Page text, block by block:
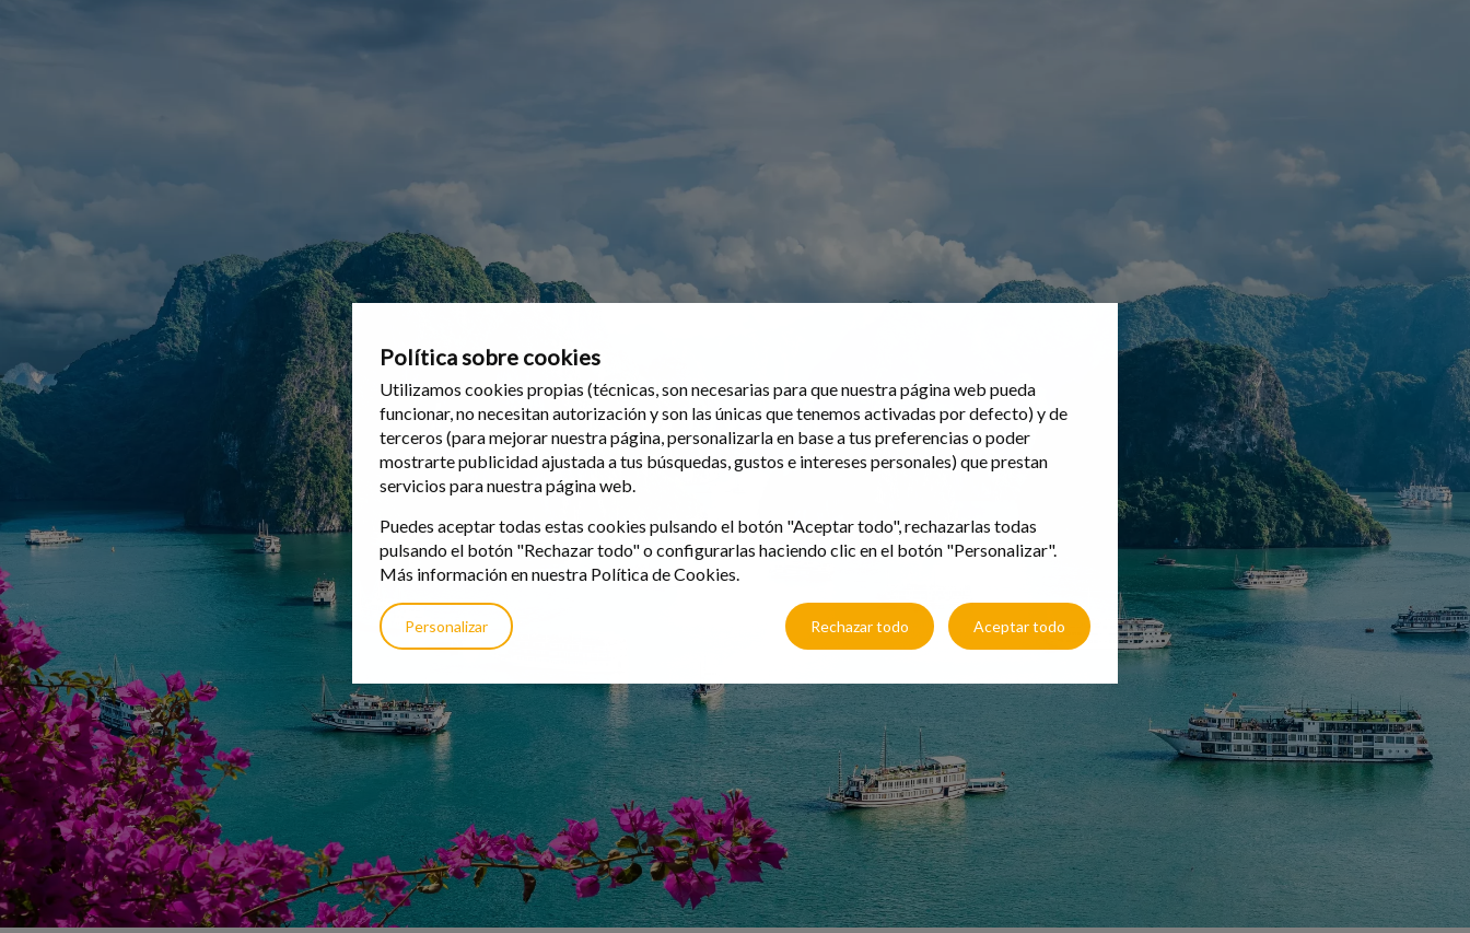
Política sobre cookies
Utilizamos cookies propias (técnicas, son necesarias para que nuestra página web pueda
funcionar, no necesitan autorización y son las únicas que tenemos activadas por defecto) y de
terceros (para mejorar nuestra página, personalizarla en base a tus preferencias o poder
mostrarte publicidad ajustada a tus búsquedas, gustos e intereses personales) que prestan
servicios para nuestra página web.
Puedes aceptar todas estas cookies pulsando el botón "Aceptar todo", rechazarlas todas
pulsando el botón "Rechazar todo" o configurarlas haciendo clic en el botón "Personalizar".
Más información en nuestra Política de Cookies.
Personalizar Rechazar todo Aceptar todo